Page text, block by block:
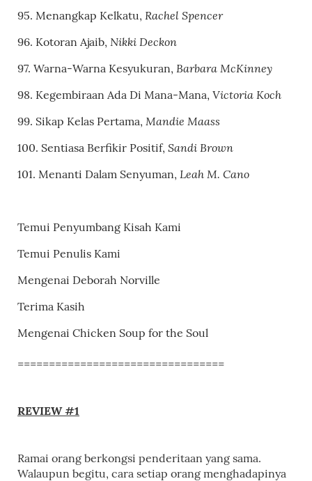
95. Menangkap Kelkatu, Rachel Spencer
96. Kotoran Ajaib, Nikki Deckon
97. Warna-Warna Kesyukuran, Barbara McKinney
98. Kegembiraan Ada Di Mana-Mana, Victoria Koch
99. Sikap Kelas Pertama, Mandie Maass
100. Sentiasa Berfikir Positif, Sandi Brown
101. Menanti Dalam Senyuman, Leah M. Cano
Temui Penyumbang Kisah Kami
Temui Penulis Kami
Mengenai Deborah Norville
Terima Kasih
Mengenai Chicken Soup for the Soul
=================================
REVIEW #1
Ramai orang berkongsi penderitaan yang sama.
Walaupun begitu, cara setiap orang menghadapinya